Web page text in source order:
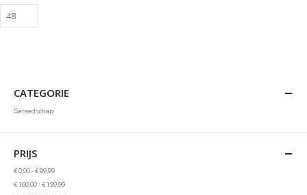
CATEGORIE
Gereedschap
PRIJS
€ 0,00-€ 99,99
€ 100,00-€ 199,99